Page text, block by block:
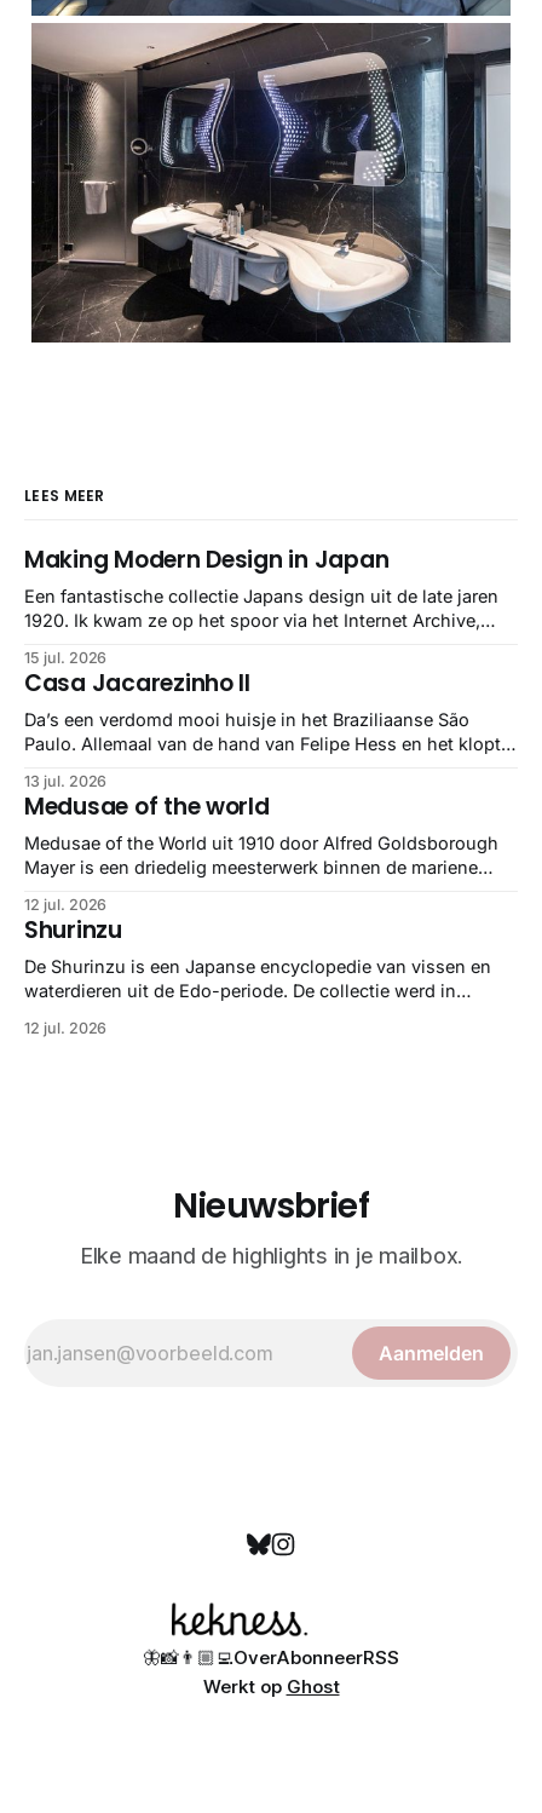
LEES MEER
Making Modern Design in Japan
Een fantastische collectie Japans design uit de late jaren
1920. Ik kwam ze op het spoor via het Internet Archive,
gebundeld in een: boek ✨ Daarin hebben ze alle scans een
stuk netter getrokken, maar op deze manier vind ik ze er
minstens
15 jul. 2026
Casa Jacarezinho II
Da’s een verdomd mooi huisje in het Braziliaanse São
Paulo. Allemaal van de hand van Felipe Hess en het klopt
13 jul. 2026
Medusae of the world
Medusae of the World uit 1910 door Alfred Goldsborough
Mayer is een driedelig meesterwerk binnen de mariene
gedetailleerd overzicht van kwallensoorten en hun
taxonomie. Het boek staat bekend om de combinatie van
strikte wetenschap met prachtige, handgetekende
illustraties en kleurendrukplaten van Mayer zelf.
12 jul. 2026
Shurinzu
De Shurinzu is een Japanse encyclopedie van vissen en
waterdieren uit de Edo-periode. De collectie werd in
bekend om verfijnde technieken en bijna driedimensionale
12 jul. 2026
Nieuwsbrief
Elke maand de highlights in je mailbox.
Aanmelden
🦋📸👨🏼‍💻OverAbonneerRSS
Werkt op Ghost